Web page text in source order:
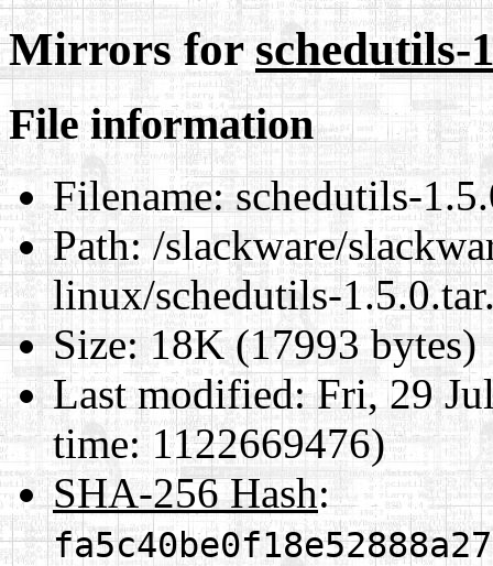
Mirrors forschedutils-
File information
Filename:schedutils-
Path:/slackware/
linux/schedutils-
Size:18K (17993 bytes)
Last modified:Fri, 29
time: 1122669476)
SHA-256 Hash: